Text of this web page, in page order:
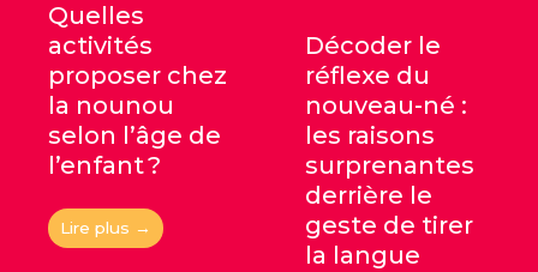
Quelles
activités
proposer chez
la nounou
selon l’âge de
l’enfant ?
Lire plus →
Décoder le
réflexe du
nouveau-né :
les raisons
surprenantes
derrière le
geste de tirer
la langue